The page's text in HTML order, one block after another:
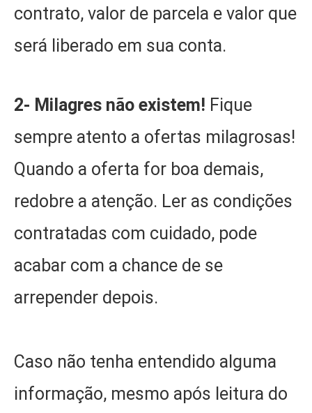
contrato, valor de parcela e valor que
será liberado em sua conta.
2- Milagres não existem! Fique
sempre atento a ofertas milagrosas!
Quando a oferta for boa demais,
redobre a atenção. Ler as condições
contratadas com cuidado, pode
acabar com a chance de se
arrepender depois.
Caso não tenha entendido alguma
informação, mesmo após leitura do